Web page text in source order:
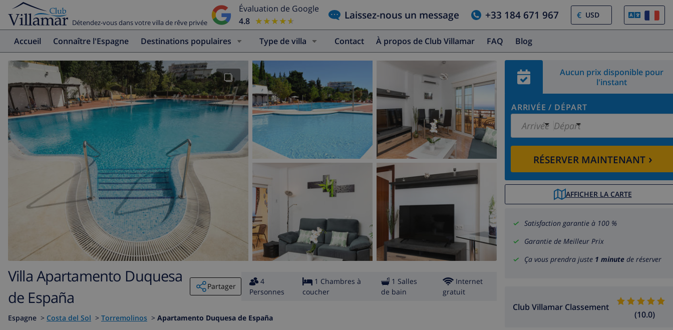
Détendez-vous dans votre villa de rêve privée
Évaluation de Google
4.8 ★★★★★
★★★★★ Laissez-nous un message +33 184 671 967 €
Accueil Connaître l'Espagne Destinations populaires Type de villa Contact À propos de Club Villamar FAQ Blog
Aucun prix disponible pour
l'instant
ARRIVÉE / DÉPART
Arrivée Départ
RÉSERVER MAINTENANT›
AFFICHER LA CARTE
Satisfaction garantie à 100 %
Garantie de Meilleur Prix
Ça vous prendra juste 1 minute de réserver
Club Villamar Classement
(10.0)
Villa Apartamento Duquesa
de España
Partager
4
Personnes
1 Chambres à
coucher
1 Salles
de bain
Internet
gratuit
Espagne > Costa del Sol > Torremolinos > Apartamento Duquesa de España